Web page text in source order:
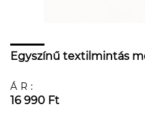
Egyszínű textilmintás
ÁR:
16 990 Ft